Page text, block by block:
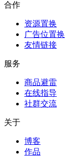
合作
资源置换
广告位置换
友情链接
服务
商品避雷
在线指导
社群交流
关于
博客
作品